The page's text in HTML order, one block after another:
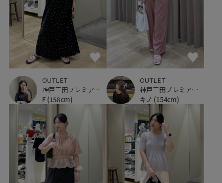
OUTLET
神戸三田プレミアム・アウトレット
F (158cm)
OUTLET
神戸三田プレミアム・アウトレット
キノ (154cm)